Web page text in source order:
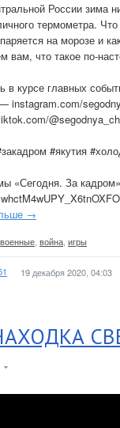
России зима
термометра.
на морозе и
вам, что такое по-
в курсе главных
instagram.com/
#якутия
«Сегодня. За
→
военные война игры
19 декабря 2020, 04:03